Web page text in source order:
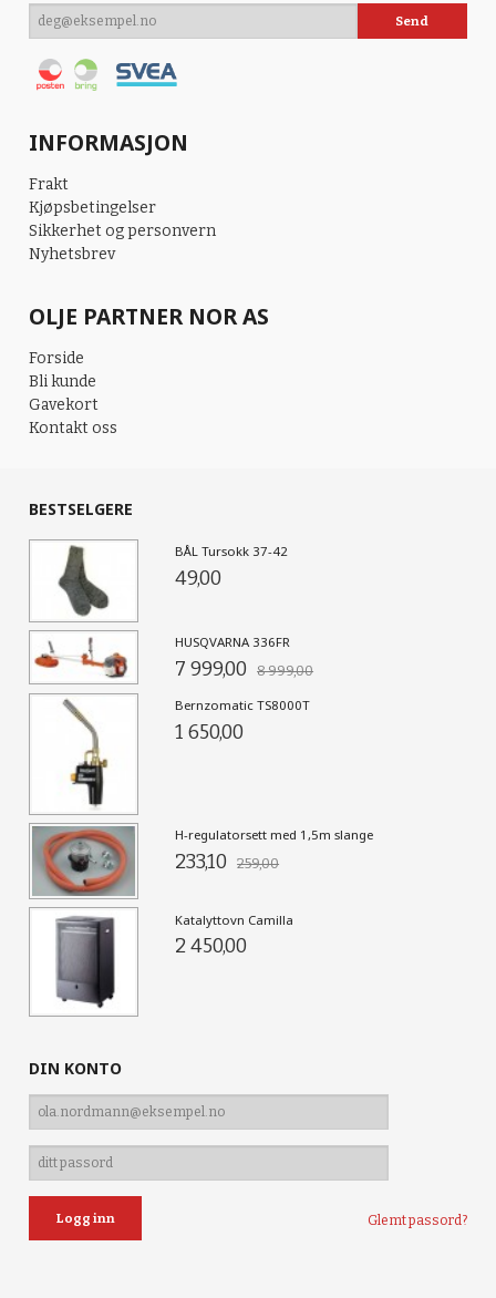
INFORMASJON
Frakt
Kjøpsbetingelser
Sikkerhet og personvern
Nyhetsbrev
OLJE PARTNER NOR AS
Forside
Bli kunde
Gavekort
Kontakt oss
BESTSELGERE
BÅL Tursokk 37-42
49,00
HUSQVARNA 336FR
7 999,00 8 999,00
Bernzomatic TS8000T
1 650,00
H-regulatorsett med 1,5m slange
233,10 259,00
Katalyttovn Camilla
2 450,00
DIN KONTO
Glemt passord?